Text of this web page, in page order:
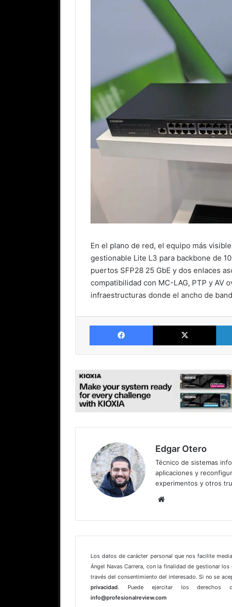
En el plano de red, el equipo más
gestionable Lite L3 para backbone de
puertos SFP28 25 GbE y dos enlaces
compatibilidad con MC-LAG, PTP y AV
infraestructuras donde el ancho de
Facebook X
Edgar Otero
Técnico de sistemas
aplicaciones y
experimentos y otros
Los datos de carácter personal que nos facilite
Ángel Navas Carrera, con la finalidad de gestionar
través del consentimiento del interesado. Si no se
privacidad. Puede ejercitar los derechos
info@profesionalreview.com